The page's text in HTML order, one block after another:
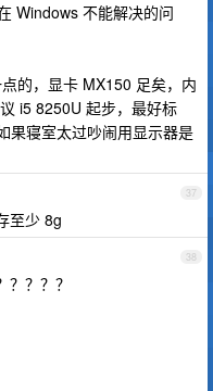
Windows 不能解决的问
的，显卡 MX150 足矣，内
i5 8250U 起步，最好标
果寝室太过吵闹用显示器是
37
至少 8g
38
？？？